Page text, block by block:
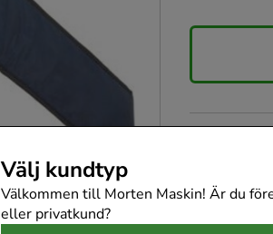
Välj kundtyp
Välkommen till Morten Maskin! Är du
eller privatkund?